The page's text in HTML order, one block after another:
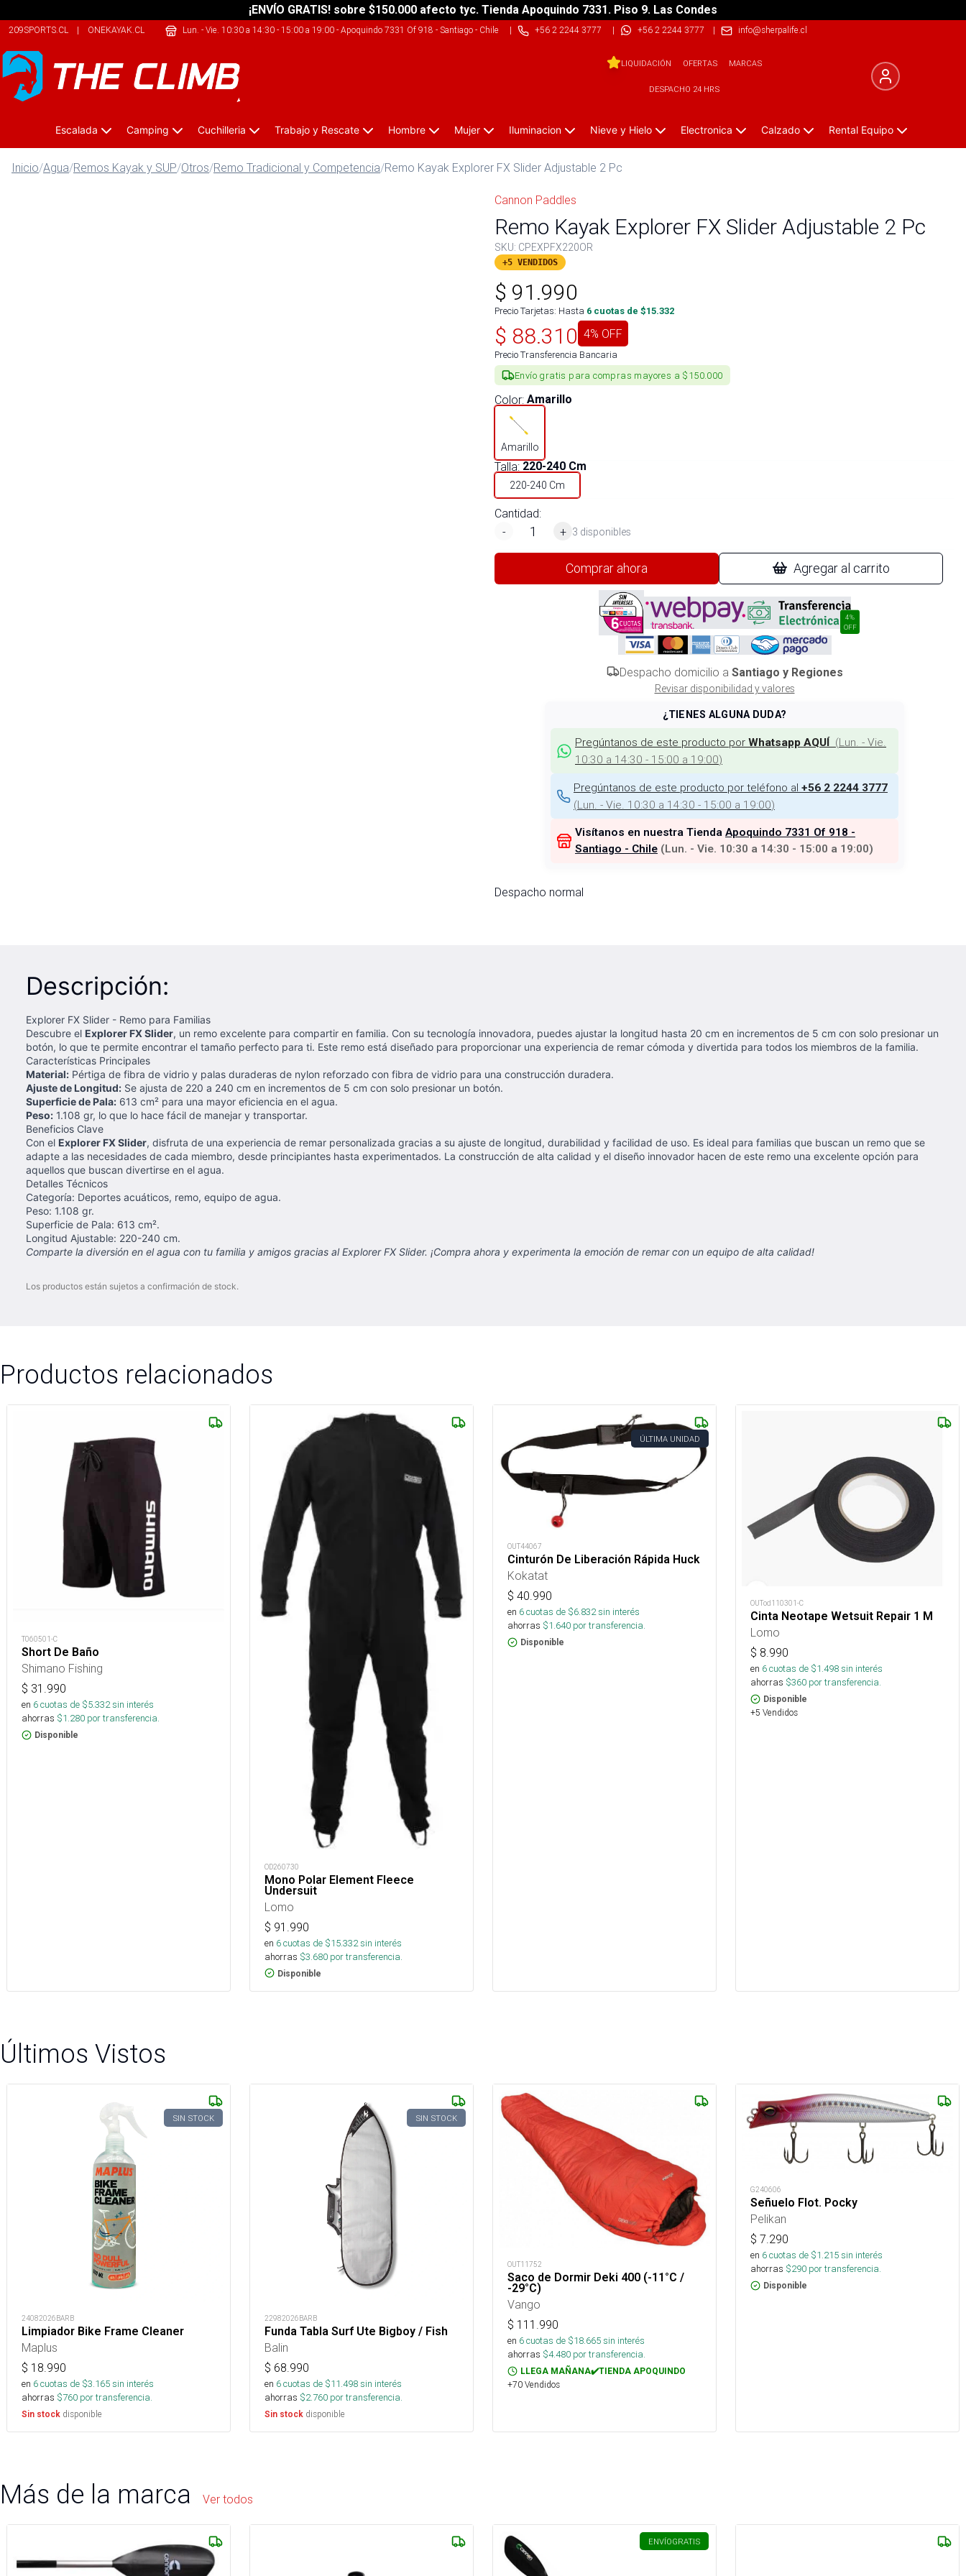
¡ENVÍO GRATIS! sobre $150.000 afecto tyc. Tienda Apoquindo 7331. Piso 9. Las Condes
209SPORTS.CL | ONEKAYAK.CL SHERPALIFE.CL
Lun. - Vie. 10:30 a 14:30 - 15:00 a 19:00- Apoquindo 7331 Of 918 - Santiago - Chile| +56 2 2244 3777 | +56 2 2244 3777 | info@sherpalife.cl
LIQUIDACIÓN OFERTAS MARCAS
DESPACHO 24 HRS
Escalada Camping Cuchilleria Trabajo y Rescate Hombre Mujer Iluminacion Nieve y Hielo Electronica Calzado Rental Equipo
Inicio/Agua/Remos Kayak y SUP/Otros/Remo Tradicional y Competencia/Remo Kayak Explorer FX Slider Adjustable 2 Pc
Cannon Paddles
Remo Kayak Explorer FX Slider Adjustable 2 Pc
SKU: CPEXPFX220OR
+5 VENDIDOS
$ 91.990
Precio Tarjetas: Hasta 6 cuotas de $15.332
$ 88.310 4% OFF
Precio Transferencia Bancaria
Envío gratis para compras mayores a $150.000
Color: Amarillo
Amarillo
Talla: 220-240 Cm
220-240 Cm
Cantidad:
-
+ 3 disponibles
Comprar ahora Agregar al carrito
4%
OFF
Despacho domicilio a Santiago y Regiones
Revisar disponibilidad y valores
¿TIENES ALGUNA DUDA?
Pregúntanos de este producto por Whatsapp AQUÍ (Lun. - Vie.
10:30 a 14:30 - 15:00 a 19:00)
Pregúntanos de este producto por teléfono al +56 2 2244 3777
(Lun. - Vie. 10:30 a 14:30 - 15:00 a 19:00)
Visítanos en nuestra Tienda Apoquindo 7331 Of 918 -
Santiago - Chile (Lun. - Vie. 10:30 a 14:30 - 15:00 a 19:00)
Despacho normal
Descripción:
Explorer FX Slider - Remo para Familias
Descubre el Explorer FX Slider, un remo excelente para compartir en familia. Con su tecnología innovadora, puedes ajustar la longitud hasta 20 cm en incrementos de 5 cm con solo presionar un
botón, lo que te permite encontrar el tamaño perfecto para ti. Este remo está diseñado para proporcionar una experiencia de remar cómoda y divertida para todos los miembros de la familia.
Características Principales
Material: Pértiga de fibra de vidrio y palas duraderas de nylon reforzado con fibra de vidrio para una construcción duradera.
Ajuste de Longitud: Se ajusta de 220 a 240 cm en incrementos de 5 cm con solo presionar un botón.
Superficie de Pala: 613 cm² para una mayor eficiencia en el agua.
Peso: 1.108 gr, lo que lo hace fácil de manejar y transportar.
Beneficios Clave
Con el Explorer FX Slider, disfruta de una experiencia de remar personalizada gracias a su ajuste de longitud, durabilidad y facilidad de uso. Es ideal para familias que buscan un remo que se
adapte a las necesidades de cada miembro, desde principiantes hasta experimentados. La construcción de alta calidad y el diseño innovador hacen de este remo una excelente opción para
aquellos que buscan divertirse en el agua.
Detalles Técnicos
Categoría: Deportes acuáticos, remo, equipo de agua.
Peso: 1.108 gr.
Superficie de Pala: 613 cm².
Longitud Ajustable: 220-240 cm.
Comparte la diversión en el agua con tu familia y amigos gracias al Explorer FX Slider. ¡Compra ahora y experimenta la emoción de remar con un equipo de alta calidad!
Los productos están sujetos a confirmación de stock.
Productos relacionados
T060501-C
Short De Baño
Shimano Fishing
$ 31.990
en 6cuotas de $5.332sin interés
ahorras $1.280 por transferencia.
Disponible
OD260730
Mono Polar Element Fleece
Undersuit
Lomo
$ 91.990
en 6cuotas de $15.332sin interés
ahorras $3.680 por transferencia.
Disponible
ÚLTIMA UNIDAD
OUT44067
Cinturón De Liberación Rápida Huck
Kokatat
$ 40.990
en 6cuotas de $6.832sin interés
ahorras $1.640 por transferencia.
Disponible
OUTod110301-C
Cinta Neotape Wetsuit Repair 1 M
Lomo
$ 8.990
en 6cuotas de $1.498sin interés
ahorras $360 por transferencia.
Disponible
+5 Vendidos
Últimos Vistos
SIN STOCK
24082026BARB
Limpiador Bike Frame Cleaner
Maplus
$ 18.990
en 6cuotas de $3.165sin interés
ahorras $760 por transferencia.
Sin stock disponible
SIN STOCK
22982026BARB
Funda Tabla Surf Ute Bigboy / Fish
Balin
$ 68.990
en 6cuotas de $11.498sin interés
ahorras $2.760 por transferencia.
Sin stock disponible
OUT11752
Saco de Dormir Deki 400 (-11°C /
-29°C)
Vango
$ 111.990
en 6cuotas de $18.665sin interés
ahorras $4.480 por transferencia.
LLEGA MAÑANA✔️TIENDA APOQUINDO
+70 Vendidos
G240606
Señuelo Flot. Pocky
Pelikan
$ 7.290
en 6cuotas de $1.215sin interés
ahorras $290 por transferencia.
Disponible
Más de la marca Ver todos
ENVÍOGRATIS